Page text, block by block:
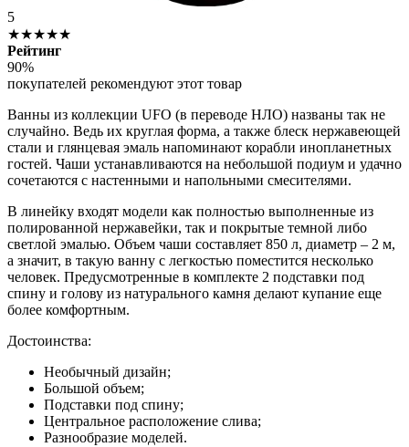
5
★★★★★
Рейтинг
90%
покупателей рекомендуют этот товар
Ванны из коллекции UFO (в переводе НЛО) названы так не
случайно. Ведь их круглая форма, а также блеск нержавеющей
стали и глянцевая эмаль напоминают корабли инопланетных
гостей. Чаши устанавливаются на небольшой подиум и удачно
сочетаются с настенными и напольными смесителями.
В линейку входят модели как полностью выполненные из
полированной нержавейки, так и покрытые темной либо
светлой эмалью. Объем чаши составляет 850 л, диаметр – 2 м,
а значит, в такую ванну с легкостью поместится несколько
человек. Предусмотренные в комплекте 2 подставки под
спину и голову из натурального камня делают купание еще
более комфортным.
Достоинства:
Необычный дизайн;
Большой объем;
Подставки под спину;
Центральное расположение слива;
Разнообразие моделей.